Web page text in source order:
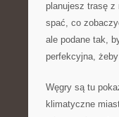
planujesz trasę z
spać, co
ale podane tak,
perfekcyjna,
Węgry są tu
klimatyczne